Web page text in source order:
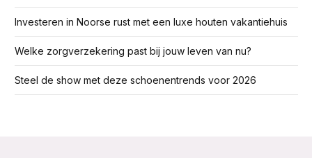
Investeren in Noorse rust met een luxe houten vakantiehuis
Welke zorgverzekering past bij jouw leven van nu?
Steel de show met deze schoenentrends voor 2026